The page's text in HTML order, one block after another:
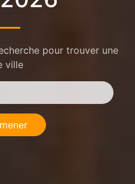
pour trouver une
ville